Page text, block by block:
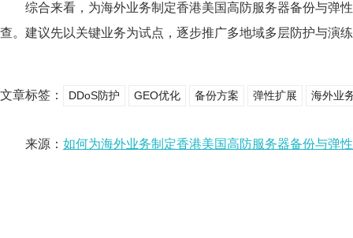
综合来看，为海外业务制定香港美国高防服务器备份与弹
查。建议先以关键业务为试点，逐步推广多地域多层防护与演
文章标签： DDoS防护 GEO优化 备份方案 弹性扩展 海外业
来源： 如何为海外业务制定香港美国高防服务器备份与弹